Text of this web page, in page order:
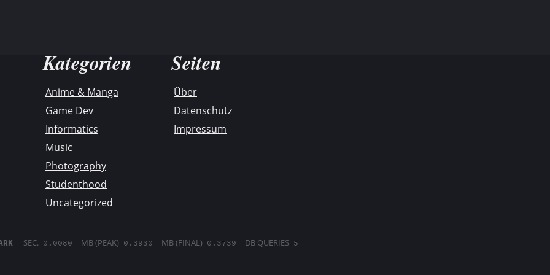
Kategorien
Anime & Manga
Game Dev
Informatics
Music
Photography
Studenthood
Uncategorized
Seiten
Über
Datenschutz
Impressum
SEC. 0.0080 MB (PEAK) 0.3930 MB (FINAL) 0.3739 DB QUERIES 5